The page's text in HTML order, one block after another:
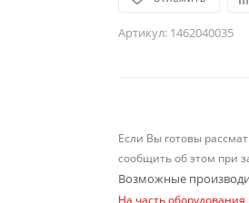
Артикул: 1462040035
Если Вы готовы
сообщить об этом при
Возможные
На часть оборудования